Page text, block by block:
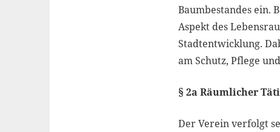
Baumbestandes ein.
Aspekt des
Stadtentwicklung.
am Schutz, Pflege
§ 2a Räumlicher
Der Verein verfolgt